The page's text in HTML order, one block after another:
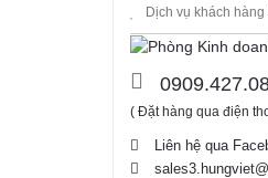
Dịch vụ khách hàng
( Đặt hàng qua điện
Liên hệ qua